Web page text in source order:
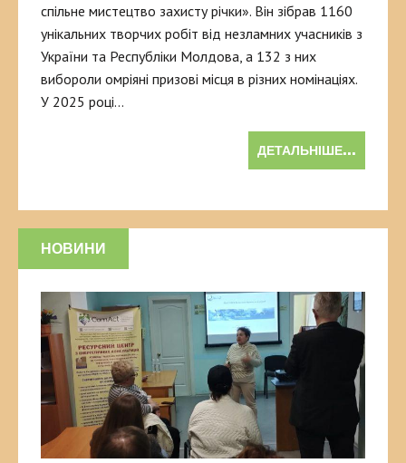
спільне мистецтво захисту річки». Він зібрав 1160
унікальних творчих робіт від незламних учасників з
України та Республіки Молдова, а 132 з них
вибороли омріяні призові місця в різних номінаціях.
У 2025 році…
ДЕТАЛЬНІШЕ...
НОВИНИ